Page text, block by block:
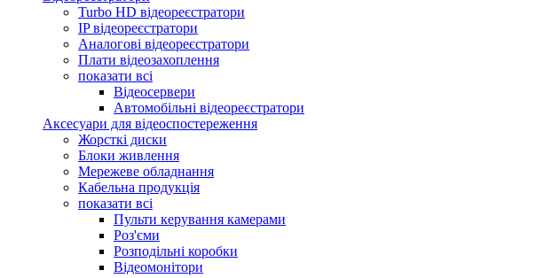
Turbo HD відеореєстратори
IP відеореєстратори
Аналогові відеореєстратори
Плати відеозахоплення
показати всі
Відеосервери
Автомобільні відеореєстратори
Аксесуари для відеоспостереження
Жорсткі диски
Блоки живлення
Мережеве обладнання
Кабельна продукція
показати всі
Пульти керування камерами
Роз'єми
Розподільні коробки
Відеомонітори